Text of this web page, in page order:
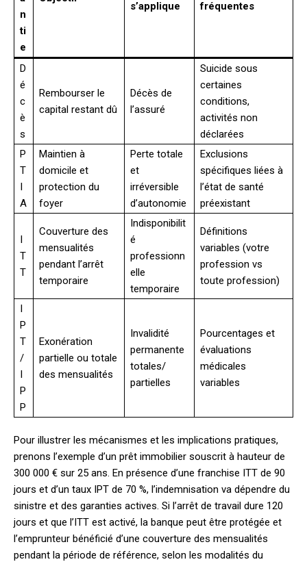
n
ti
e
s’applique fréquentes
D
é
c
è
s
Rembourser le
capital restant dû
Décès de
l’assuré
Suicide sous
certaines
conditions,
activités non
déclarées
P
T
I
A
Maintien à
domicile et
protection du
foyer
Perte totale
et
irréversible
d’autonomie
Exclusions
spécifiques liées à
l’état de santé
préexistant
I
T
T
Couverture des
mensualités
pendant l’arrêt
temporaire
Indisponibilit
é
professionn
elle
temporaire
Définitions
variables (votre
profession vs
toute profession)
I
P
T
/
I
P
P
Exonération
partielle ou totale
des mensualités
Invalidité
permanente
totales/
partielles
Pourcentages et
évaluations
médicales
variables
Pour illustrer les mécanismes et les implications pratiques,
prenons l’exemple d’un prêt immobilier souscrit à hauteur de
300 000 € sur 25 ans. En présence d’une franchise ITT de 90
jours et d’un taux IPT de 70 %, l’indemnisation va dépendre du
sinistre et des garanties actives. Si l’arrêt de travail dure 120
jours et que l’ITT est activé, la banque peut être protégée et
l’emprunteur bénéficié d’une couverture des mensualités
pendant la période de référence, selon les modalités du